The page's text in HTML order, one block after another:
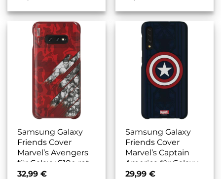
Samsung Galaxy
Friends Cover
Marvel’s Avengers
für Galaxy S10e rot
32,99 €
Samsung Galaxy
Friends Cover
Marvel’s Captain
America für Galaxy
A50 blau
29,99 €